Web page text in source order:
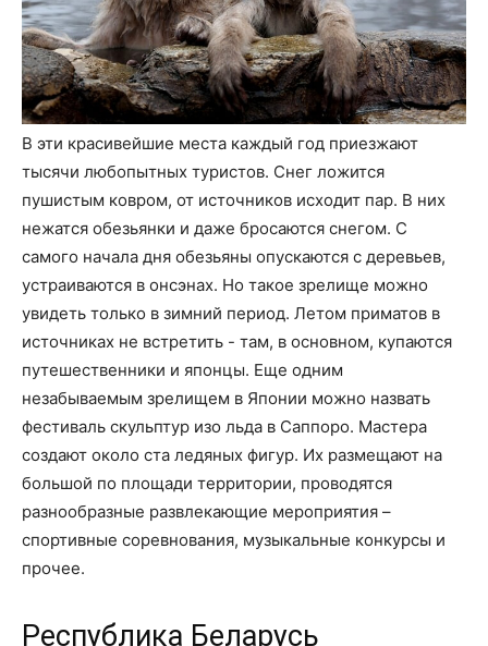
В эти красивейшие места каждый год приезжают
тысячи любопытных туристов. Снег ложится
пушистым ковром, от источников исходит пар. В них
нежатся обезьянки и даже бросаются снегом. С
самого начала дня обезьяны опускаются с деревьев,
устраиваются в онсэнах. Но такое зрелище можно
увидеть только в зимний период. Летом приматов в
источниках не встретить - там, в основном, купаются
путешественники и японцы. Еще одним
незабываемым зрелищем в Японии можно назвать
фестиваль скульптур изо льда в Саппоро. Мастера
создают около ста ледяных фигур. Их размещают на
большой по площади территории, проводятся
разнообразные развлекающие мероприятия –
спортивные соревнования, музыкальные конкурсы и
прочее.
Республика Беларусь